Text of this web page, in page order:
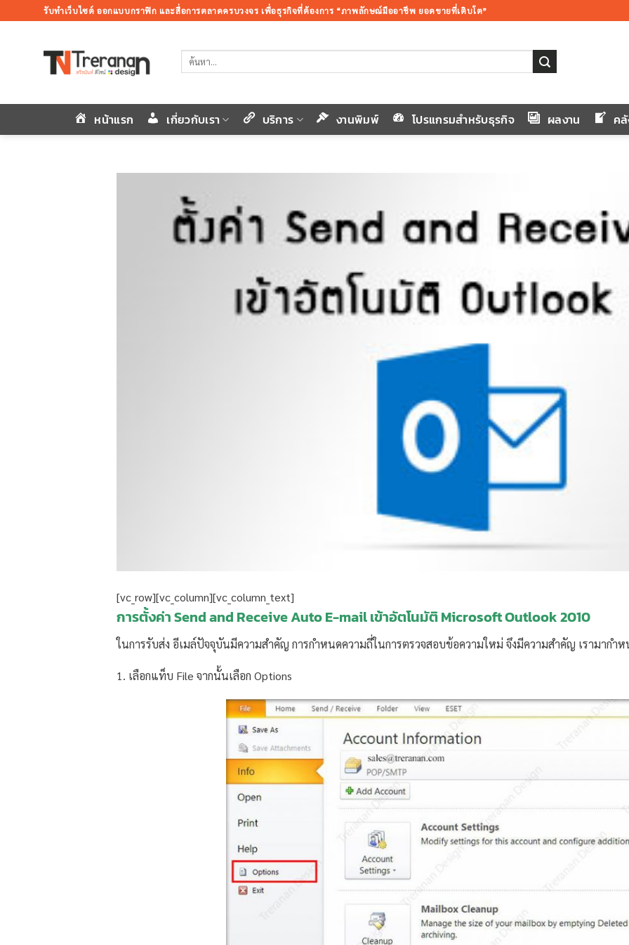
ไป
รับทำเว็บไซต์ ออกแบบกราฟิก และสื่อการตลาดครบวงจร เพื่อธุรกิจที่ต้องการ “ภาพลักษณ์มืออาชีพ ยอดขายที่เติบโต”
ค้นหา:
หน้าแรก เกี่ยวกับเรา บริการ งานพิมพ์ โปรแกรมสำหรับธุรกิจ ผลงาน ค
[vc_row][vc_column][vc_column_text]
การตั้งค่า Send and Receive Auto E-mail เข้าอัตโนมัติ Microsoft Outlook 2010
ในการรับส่ง อีเมล์ปัจจุบันมีความสำคัญ การกำหนดความถี่ในการตรวจสอบข้อความใหม่ จึงมีความสำคัญ เรามาก
1. เลือกแท็บ File จากนั้นเลือก Options